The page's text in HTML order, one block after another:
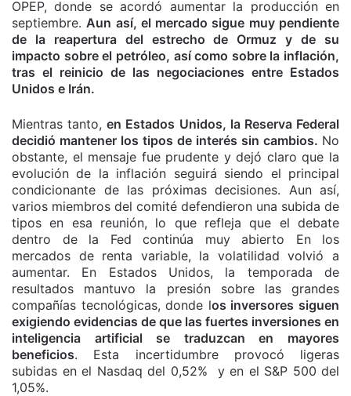
OPEP, donde se acordó aumentar la producción en
septiembre. Aun así, el mercado sigue muy pendiente
de la reapertura del estrecho de Ormuz y de su
impacto sobre el petróleo, así como sobre la inflación,
tras el reinicio de las negociaciones entre Estados
Unidos e Irán.
Mientras tanto,en Estados Unidos, la Reserva Federal
decidió mantener los tipos de interés sin cambios. No
obstante, el mensaje fue prudente y dejó claro que la
evolución de la inflación seguirá siendo el principal
condicionante de las próximas decisiones. Aun así,
varios miembros del comité defendieron una subida de
tipos en esa reunión, lo que refleja que el debate
dentro de la Fed continúa muy abierto En los
mercados de renta variable, la volatilidad volvió a
aumentar. En Estados Unidos, la temporada de
resultados mantuvo la presión sobre las grandes
compañías tecnológicas, donde los inversores siguen
exigiendo evidencias de que las fuertes inversiones en
inteligencia artificial se traduzcan en mayores
beneficios. Esta incertidumbre provocó ligeras
subidas en el Nasdaq del 0,52% y en el S&P 500 del
1,05%.